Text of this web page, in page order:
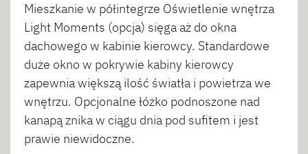
Mieszkanie w półintegrze Oświetlenie wnętrza
Light Moments (opcja) sięga aż do okna
dachowego w kabinie kierowcy. Standardowe
duże okno w pokrywie kabiny kierowcy
zapewnia większą ilość światła i powietrza we
wnętrzu. Opcjonalne łóżko podnoszone nad
kanapą znika w ciągu dnia pod sufitem i jest
prawie niewidoczne.